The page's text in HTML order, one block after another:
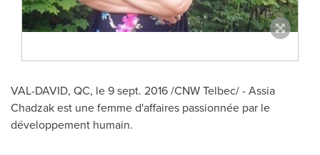
VAL-DAVID, QC, le9 sept. 2016/CNW Telbec/ -Assia
Chadzakest une femme d'affaires passionnée par le
développement humain.